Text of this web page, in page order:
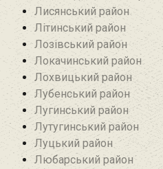
Лисянський район
Літинський район
Лозівський район
Локачинський район
Лохвицький район
Лубенський район
Лугинський район‎
Лутугинський район
Луцький район
Любарський район‎